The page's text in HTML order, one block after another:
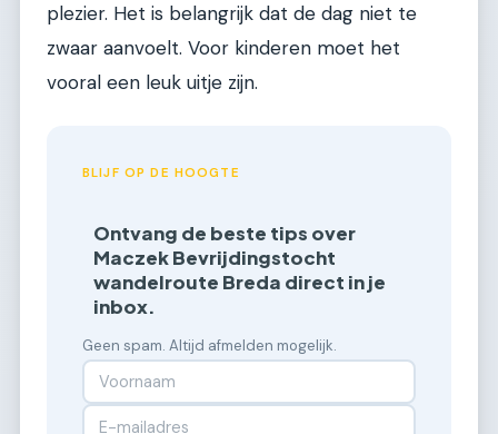
plezier. Het is belangrijk dat de dag niet te
zwaar aanvoelt. Voor kinderen moet het
vooral een leuk uitje zijn.
BLIJF OP DE HOOGTE
Ontvang de beste tips over
Maczek Bevrijdingstocht
wandelroute Breda direct in je
inbox.
Geen spam. Altijd afmelden mogelijk.